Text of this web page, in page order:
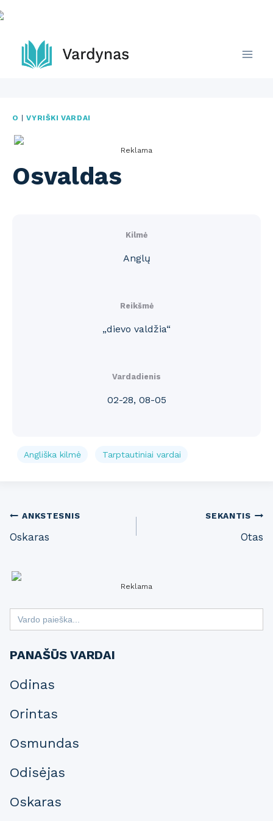
Skip
to
content
O |VYRIŠKI VARDAI
Reklama
Osvaldas
Kilmė
Anglų
Reikšmė
„dievo valdžia“
Vardadienis
02-28, 08-05
Angliška kilmė Tarptautiniai vardai
Post
navigation
ANKSTESNIS
Oskaras
SEKANTIS
Otas
Reklama
Search
for:
PANAŠŪS VARDAI
Odinas
Orintas
Osmundas
Odisėjas
Oskaras